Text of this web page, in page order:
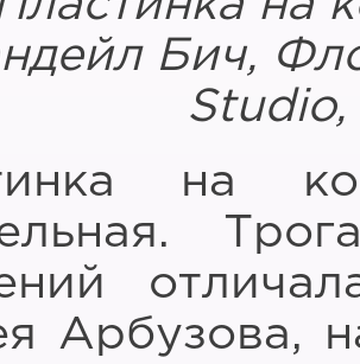
Бич,
Studio,
на
Арбузова,